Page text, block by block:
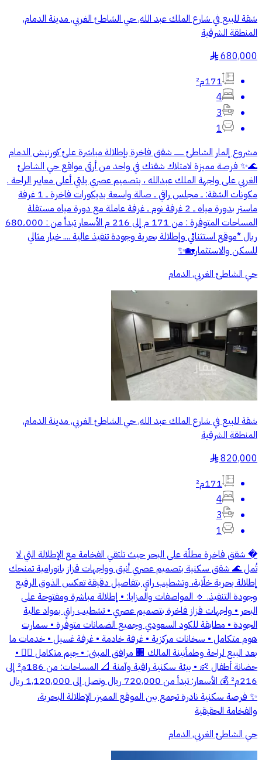
شقة للبيع في شارع الملك عبد الله, حي الشاطئ الغربي, مدينة الدمام,
المنطقة الشرقية
680,000
§
171م²
4
3
1
مشروع إلمار الشاطئ ــــــــ شقق فاخرة بإطلالة مباشرة علئ كورنيش الدمام
🌊✨ فرصة مميزة لامتلاك شقتك في واحد من أرقى مواقع حي الشاطئ
الغربي على واجهة الملك عبدالله ، بتصميم عصري يلبّي أعلى معايير الراحة .
مكونات الشقة: ــ مجلس راقي ــ صالة واسعة بديكورات فاخرة ــ 1 غرفة
ماستر بدورة مياه ــ 2 غرفة نوم ــ غرفة عاملة مع دورة مياه مستقلة
المساحات المتوفرة : من 171 م إلى 216 م الأسعار تبدأ من : 680٬000
ريال *موقع استثنائي وإطلالة بحرية وجودة تنفيذ عالية .... خيار مثالي
للسكن والاستثمار🏡✨
حي الشاطئ الغربي, الدمام
شقة للبيع في شارع الملك عبد الله, حي الشاطئ الغربي, مدينة الدمام,
المنطقة الشرقية
820,000
§
171م²
4
3
1
� شقق فاخرة مطلّة على البحر حيث تلتقي الفخامة مع الإطلالة التي لا
تُمل 🌊 شقق سكنية بتصميم عصري أنيق وواجهات قزاز بانورامية تمنحك
إطلالة بحرية خلّابة، وتشطيب راقٍ بتفاصيل دقيقة تعكس الذوق الرفيع
وجودة التنفيذ. 🔹 المواصفات والمزايا: • إطلالة مباشرة ومفتوحة على
البحر • واجهات قزاز فاخرة بتصميم عصري • تشطيب راقٍ بمواد عالية
الجودة • مطابقة للكود السعودي وجميع الضمانات متوفرة • سمارت
هوم متكامل • سخانات مركزية • غرفة خادمة • غرفة غسيل • خدمات ما
بعد البيع لراحة وطمأنينة المالك 🏢 مرافق المبنى: • جيم متكامل 🏋️‍♂️ •
حضانة أطفال 👶 • بيئة سكنية راقية وآمنة 📐 المساحات: من 186م² إلى
216م² 💰 الأسعار: تبدأ من 720,000 ريال وتصل إلى 1,120,000 ريال
✨ فرصة سكنية نادرة تجمع بين الموقع المميز، الإطلالة البحرية،
والفخامة الحقيقية
حي الشاطئ الغربي, الدمام